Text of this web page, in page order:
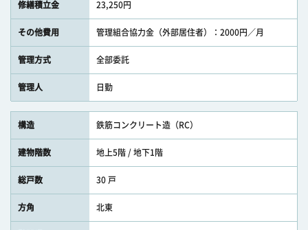
修繕積立金 23,250円
その他費用 管理組合協力金（外部居住者）：2000円／月
管理方式 全部委託
管理人 日勤
構造 鉄筋コンクリート造（RC）
建物階数 地上5階 / 地下1階
総戸数 30 戸
方角 北東